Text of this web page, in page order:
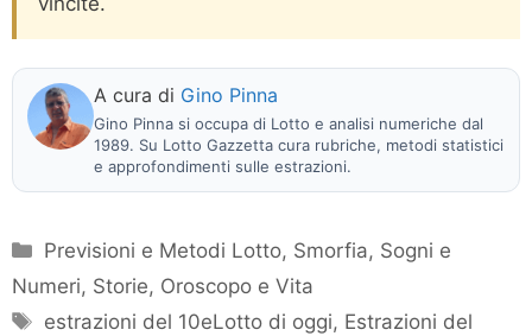
A cura di Gino Pinna
Gino Pinna si occupa di Lotto e analisi numeriche dal
1989. Su Lotto Gazzetta cura rubriche, metodi statistici
e approfondimenti sulle estrazioni.
Categorie
Previsioni e Metodi Lotto, Smorfia, Sogni e
Numeri, Storie, Oroscopo e Vita
Tag
estrazioni del 10eLotto di oggi, Estrazioni del